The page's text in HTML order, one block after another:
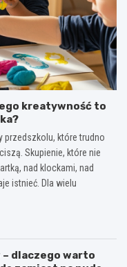
kreatywność to
przedszkolu, które trudno
Skupienie, które nie
nad klockami, nad
istnieć. Dla wielu
– dlaczego warto